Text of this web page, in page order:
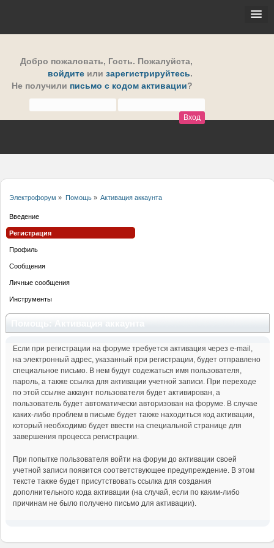
Добро пожаловать, Гость. Пожалуйста,
войдите или зарегистрируйтесь.
Не получили письмо с кодом активации?
Электрофорум » Помощь» Активация аккаунта
Введение
Регистрация
Профиль
Сообщения
Личные сообщения
Инструменты
Если при регистрации на форуме требуется активация через e-mail,
на электронный адрес, указанный при регистрации, будет отправлено
специальное письмо. В нем будут содежаться имя пользователя,
пароль, а также ссылка для активации учетной записи. При переходе
по этой ссылке аккаунт пользователя будет активирован, а
пользователь будет автоматически авторизован на форуме. В случае
каких-либо проблем в письме будет также находиться код активации,
который необходимо будет ввести на специальной странице для
завершения процесса регистрации.
При попытке пользователя войти на форум до активации своей
учетной записи появится соответствующее предупреждение. В этом
тексте также будет присутствовать ссылка для создания
дополнительного кода активации (на случай, если по каким-либо
причинам не было получено письмо для активации).